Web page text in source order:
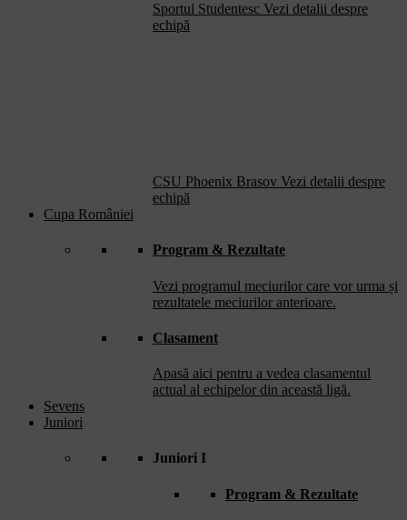
Sportul Studentesc Vezi detalii despre
echipă
CSU Phoenix Brasov Vezi detalii despre
echipă
Cupa României
Program & Rezultate
Vezi programul meciurilor care vor urma și
rezultatele meciurilor anterioare.
Clasament
Apasă aici pentru a vedea clasamentul
actual al echipelor din această ligă.
Sevens
Juniori
Juniori I
Program & Rezultate